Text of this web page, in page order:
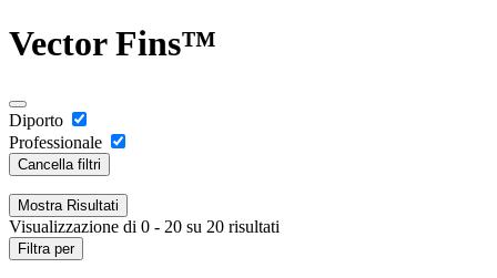
Vector Fins™
Diporto
Professionale
Cancella filtri
Mostra Risultati
Visualizzazione di 0 - 20 su 20 risultati
Filtra per